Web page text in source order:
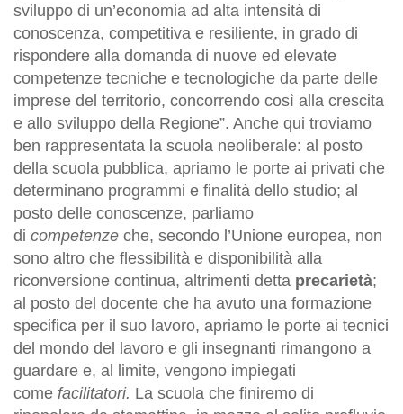
sviluppo di un’economia ad alta intensità di
conoscenza, competitiva e resiliente, in grado di
rispondere alla domanda di nuove ed elevate
competenze tecniche e tecnologiche da parte delle
imprese del territorio, concorrendo così alla crescita
e allo sviluppo della Regione”. Anche qui troviamo
ben rappresentata la scuola neoliberale: al posto
della scuola pubblica, apriamo le porte ai privati che
determinano programmi e finalità dello studio; al
posto delle conoscenze, parliamo
di competenze che, secondo l’Unione europea, non
sono altro che flessibilità e disponibilità alla
riconversione continua, altrimenti detta precarietà;
al posto del docente che ha avuto una formazione
specifica per il suo lavoro, apriamo le porte ai tecnici
del mondo del lavoro e gli insegnanti rimangono a
guardare e, al limite, vengono impiegati
come facilitatori. La scuola che finiremo di